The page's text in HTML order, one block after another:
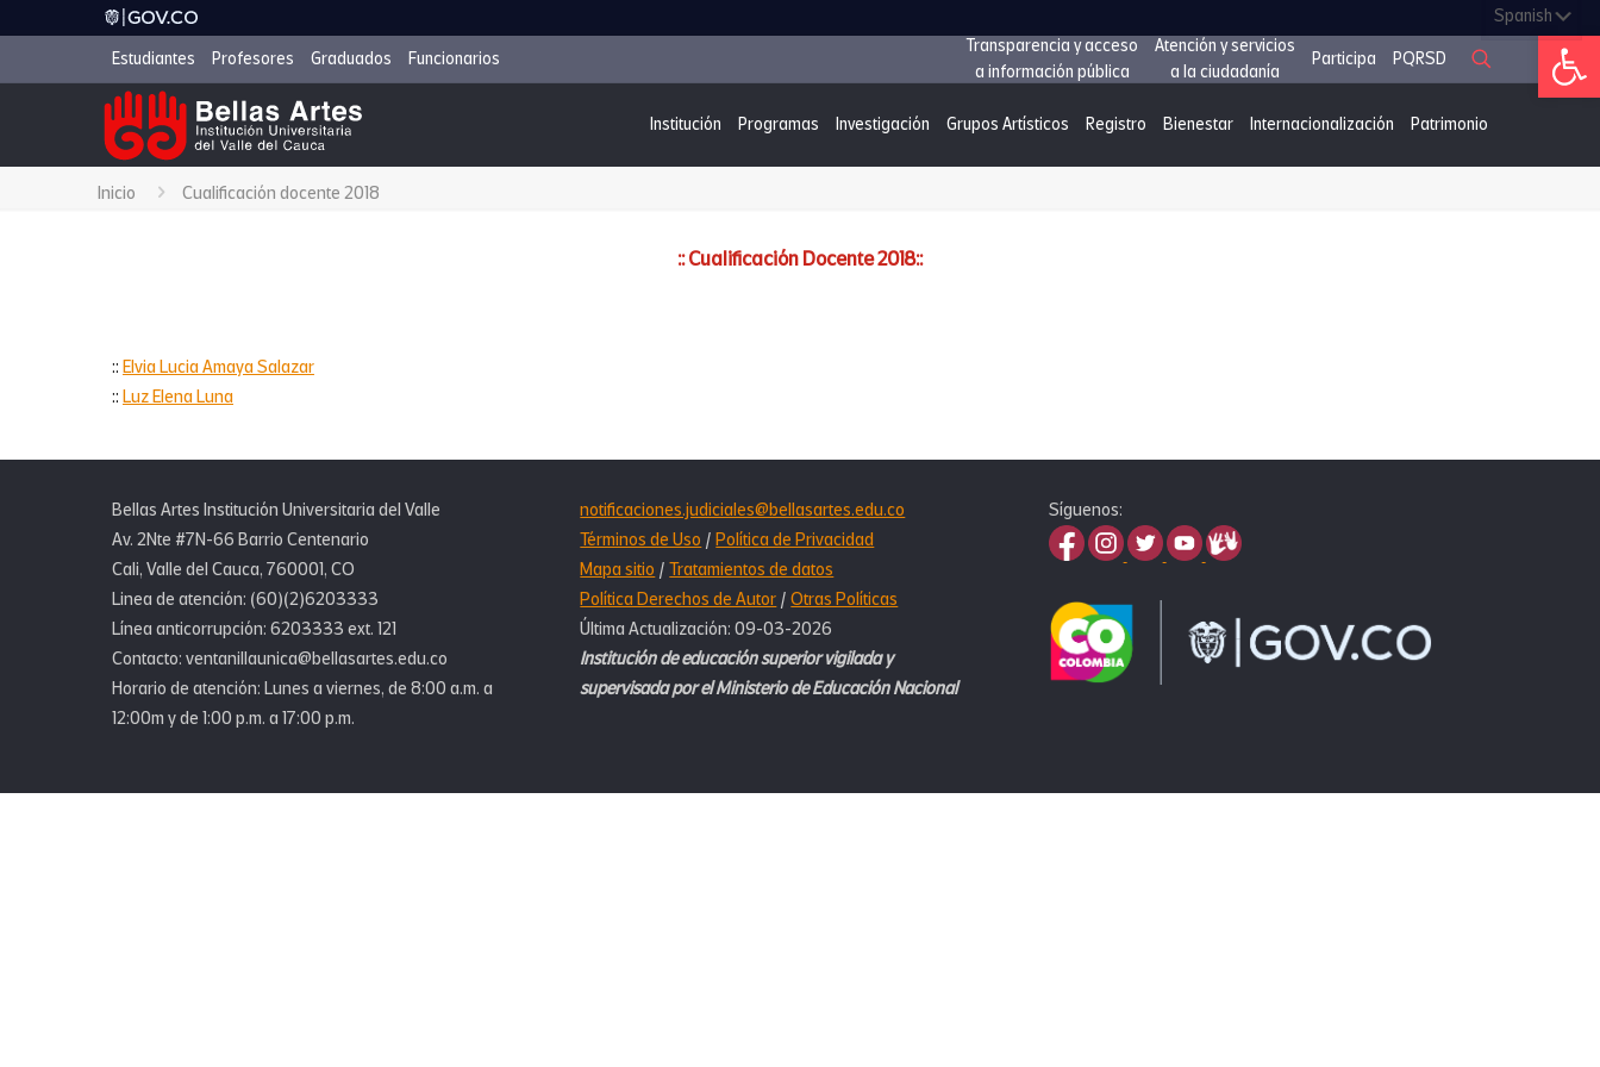
Abrir
Estudiantes Profesores Graduados Funcionarios
Transparencia y acceso
a información pública
Atención y servicios
a la ciudadanía
Participa PQRSD
Institución Programas Investigación Grupos Artísticos Registro Bienestar Internacionalización Patrimonio
Inicio Cualificación docente 2018
:: Cualificación Docente 2018::
:: Elvia Lucia Amaya Salazar
:: Luz Elena Luna
Bellas Artes Institución Universitaria del Valle
Av. 2Nte #7N-66 Barrio Centenario
Cali, Valle del Cauca, 760001, CO
Linea de atención: (60)(2)6203333
Línea anticorrupción: 6203333 ext. 121
Contacto: ventanillaunica@bellasartes.edu.co
Horario de atención: Lunes a viernes, de 8:00 a.m. a
12:00m y de 1:00 p.m. a 17:00 p.m.
notificaciones.judiciales@bellasartes.edu.co
Términos de Uso /Política de Privacidad
Mapa sitio /Tratamientos de datos
Política Derechos de Autor /Otras Políticas
Última Actualización: 09-03-2026
Institución de educación superior vigilada y
supervisada por el Ministerio de Educación Nacional
Síguenos: